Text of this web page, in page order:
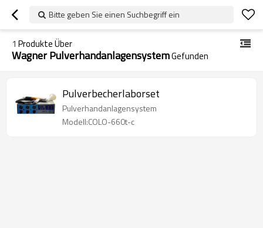
Bitte geben Sie einen Suchbegriff ein
1 Produkte Über
Wagner PulverhandanlagensystemGefunden
Pulverbecherlaborset
Pulverhandanlagensystem
Modell:COLO-660t-c